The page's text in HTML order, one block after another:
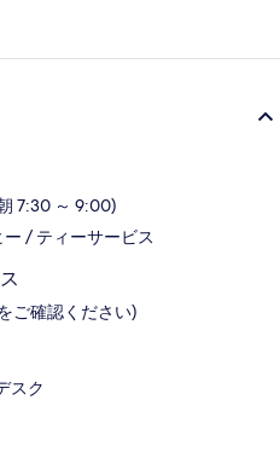
7:30 ～ 9:00)
/ ティーサービス
ご確認ください)
スク